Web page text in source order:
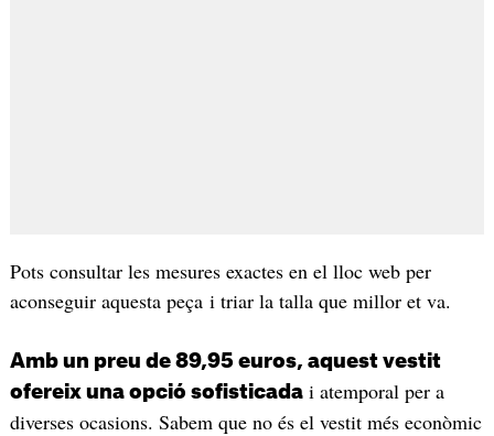
Pots consultar les mesures exactes en el lloc web per
aconseguir aquesta peça i triar la talla que millor et va.
Amb un preu de 89,95 euros, aquest vestit
ofereix una opció sofisticadai atemporal per a
diverses ocasions. Sabem que no és el vestit més econòmic